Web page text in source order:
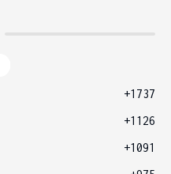
+1737
+1126
+1091